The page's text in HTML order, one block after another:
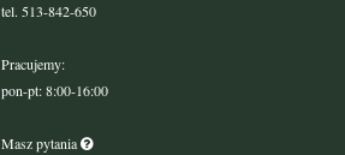
tel. 513-842-650
Pracujemy:
pon-pt: 8:00-16:00
Masz pytania